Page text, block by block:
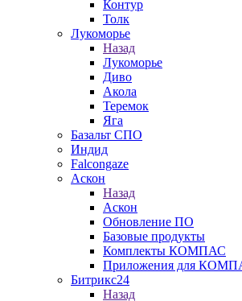
Контур
Толк
Лукоморье
Назад
Лукоморье
Диво
Акола
Теремок
Яга
Базальт СПО
Индид
Falcongaze
Аскон
Назад
Аскон
Обновление ПО
Базовые продукты
Комплекты КОМПАС
Приложения для
Битрикс24
Назад